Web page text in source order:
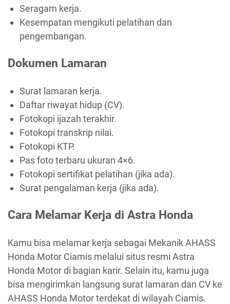
Seragam kerja.
Kesempatan mengikuti pelatihan dan
pengembangan.
Dokumen Lamaran
Surat lamaran kerja.
Daftar riwayat hidup (CV).
Fotokopi ijazah terakhir.
Fotokopi transkrip nilai.
Fotokopi KTP.
Pas foto terbaru ukuran 4×6.
Fotokopi sertifikat pelatihan (jika ada).
Surat pengalaman kerja (jika ada).
Cara Melamar Kerja di Astra Honda
Kamu bisa melamar kerja sebagai Mekanik AHASS
Honda Motor Ciamis melalui situs resmi Astra
Honda Motor di bagian karir. Selain itu, kamu juga
bisa mengirimkan langsung surat lamaran dan CV ke
AHASS Honda Motor terdekat di wilayah Ciamis.